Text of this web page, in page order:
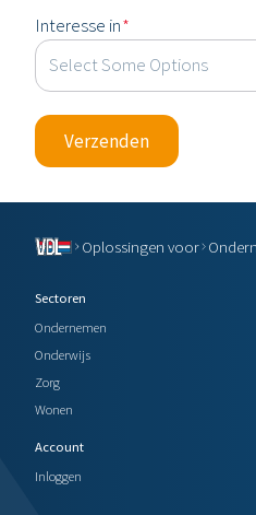
Interesse in*
Verzenden
Oplossingen voor
Sectoren
Ondernemen
Onderwijs
Zorg
Wonen
Account
Inloggen